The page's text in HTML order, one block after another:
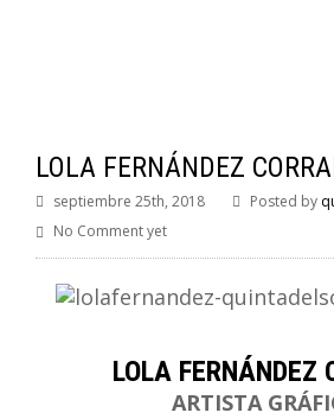
LOLA FERNÁNDEZ
septiembre 25th, 2018 Posted by
No Comment yet
LOLA FERNÁNDEZ
ARTISTA